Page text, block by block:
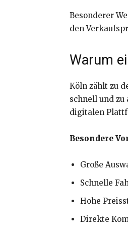
Besonderer
den
Warum
Köln zählt zu
schnell und
digitalen
Besondere
Große
Schnelle
Hohe
Direkte